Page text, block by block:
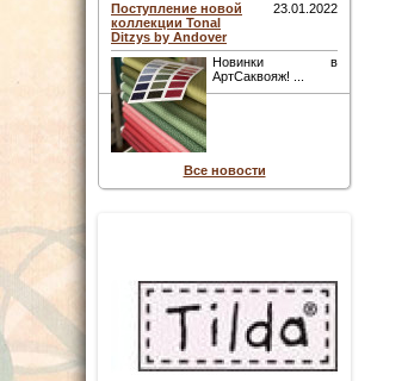
Поступление новой
коллекции Tonal
Ditzys by Andover
23.01.2022
Новинки в
АртСаквояж! ...
Все новости